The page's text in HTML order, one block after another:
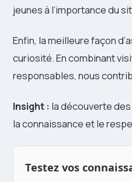
jeunes à l’importance du
Enfin, la meilleure façon
curiosité. En combinant
responsables, nous
Insight : la découverte
la connaissance et le
Testez vos